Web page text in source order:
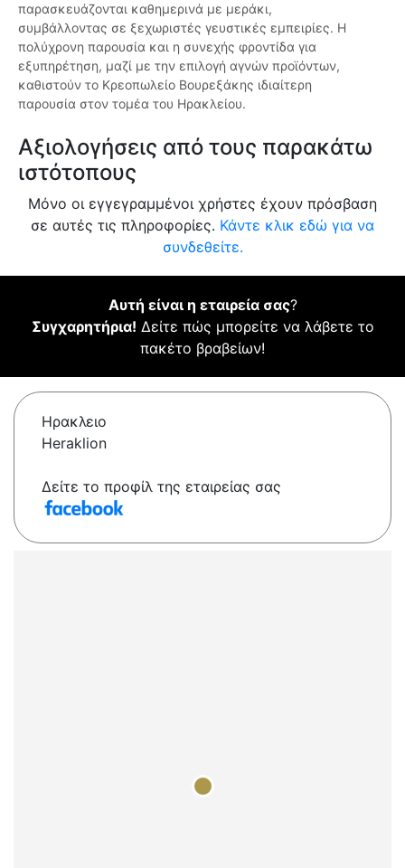
παρασκευάζονται καθημερινά με μεράκι,
συμβάλλοντας σε ξεχωριστές γευστικές εμπειρίες. Η
πολύχρονη παρουσία και η συνεχής φροντίδα για
εξυπηρέτηση, μαζί με την επιλογή αγνών προϊόντων,
καθιστούν το Κρεοπωλείο Βουρεξάκης ιδιαίτερη
παρουσία στον τομέα του Ηρακλείου.
Αξιολογήσεις από τους παρακάτω
ιστότοπους
Μόνο οι εγγεγραμμένοι χρήστες έχουν πρόσβαση
σε αυτές τις πληροφορίες. Κάντε κλικ εδώ για να
συνδεθείτε.
Αυτή είναι η εταιρεία σας?
Συγχαρητήρια! Δείτε πώς μπορείτε να λάβετε το
πακέτο βραβείων!
Ηρακλειο
Heraklion
Δείτε το προφίλ της εταιρείας σας